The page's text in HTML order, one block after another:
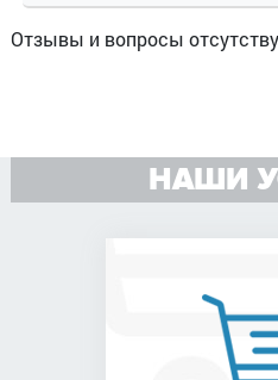
Отзывы и вопросы
НАШИ